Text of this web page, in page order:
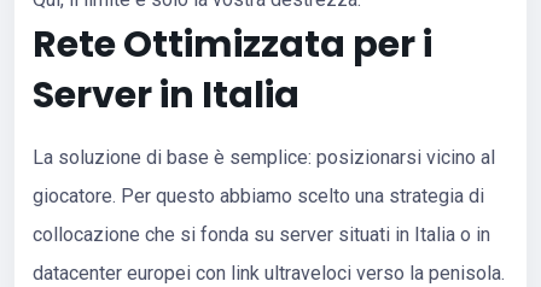
Rete Ottimizzata per i
Server in Italia
La soluzione di base è semplice: posizionarsi vicino al
giocatore. Per questo abbiamo scelto una strategia di
collocazione che si fonda su server situati in Italia o in
datacenter europei con link ultraveloci verso la penisola.